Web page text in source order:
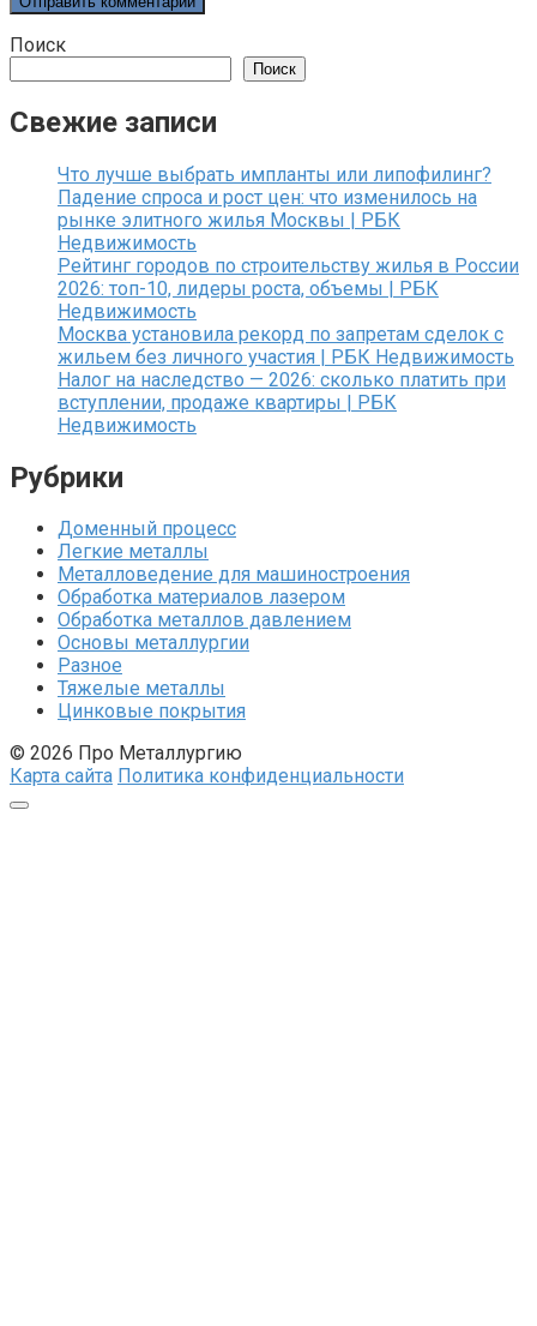
Поиск
Поиск
Свежие записи
Что лучше выбрать импланты или липофилинг?
Падение спроса и рост цен: что изменилось на
рынке элитного жилья Москвы | РБК
Недвижимость
Рейтинг городов по строительству жилья в России
2026: топ-10, лидеры роста, объемы | РБК
Недвижимость
Москва установила рекорд по запретам сделок с
жильем без личного участия | РБК Недвижимость
Налог на наследство — 2026: сколько платить при
вступлении, продаже квартиры | РБК
Недвижимость
Рубрики
Доменный процесс
Легкие металлы
Металловедение для машиностроения
Обработка материалов лазером
Обработка металлов давлением
Основы металлургии
Разное
Тяжелые металлы
Цинковые покрытия
© 2026 Про Металлургию
Карта сайта Политика конфиденциальности